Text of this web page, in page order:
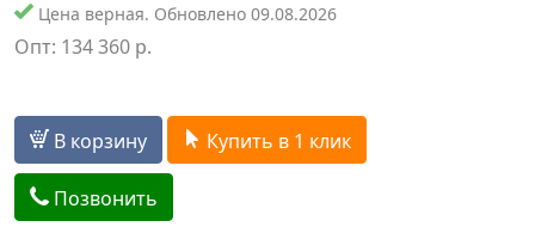
Цена верная. Обновлено 09.08.2026
Опт: 134 360 р.
В корзину Купить в 1 клик
Позвонить